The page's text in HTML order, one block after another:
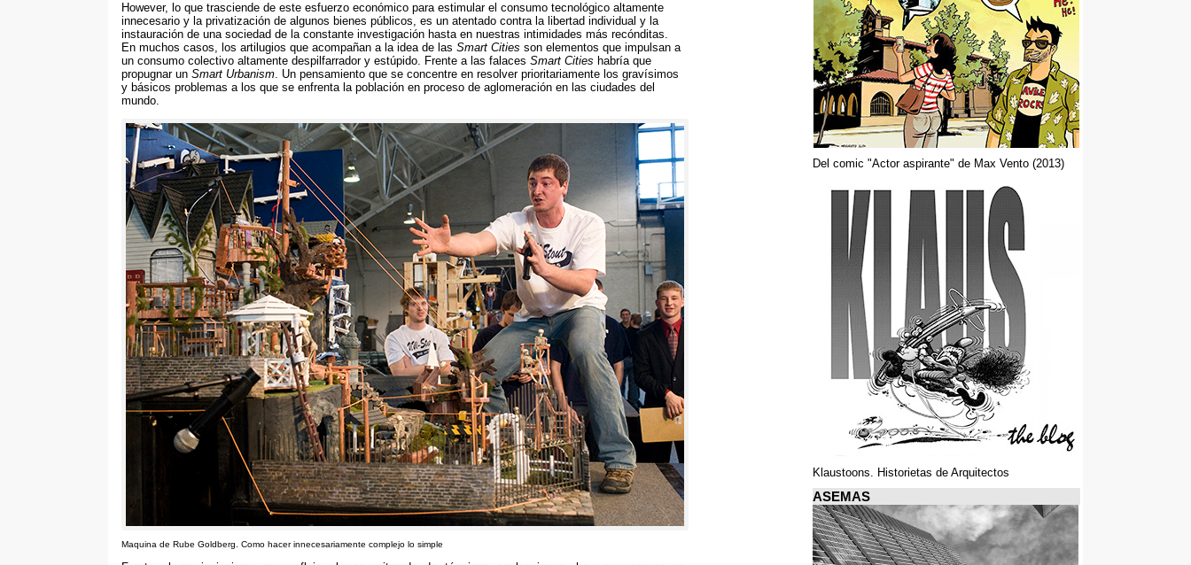
However, lo que trasciende de este esfuerzo económico para estimular el consumo tecnológico altamente
innecesario y la privatización de algunos bienes públicos es un atentado contra la libertad individual y la
instauración de una sociedad de la constante investigación hasta en nuestras intimidades más recónditas
En muchos casos
los artilugios que acompañan a la idea de las Smart Cities son elementos que impulsan a
un consumo colectivo altamente despilfarrador y estúpido
Frente a las falaces Smart Cities habría que
propugnar un Smart Urbanism Un pensamiento que se concentre en resolver prioritariamente los gravísimos
y básicos problemas a los que se enfrenta la población en proceso de aglomeración en las ciudades del
mundo
Maquina de Rube Goldberg Como hacer innecesariamente complejo lo simple
Del comic "Actor aspirante" de Max Vento (2013)
Klaustoons. Historietas de Arquitectos
ASEMAS